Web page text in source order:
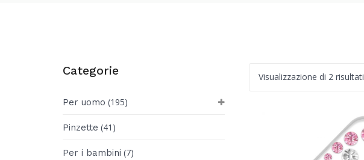
Categorie
Per uomo (195)
Pinzette (41)
Per i bambini (7)
Visualizzazione di 2 risultati